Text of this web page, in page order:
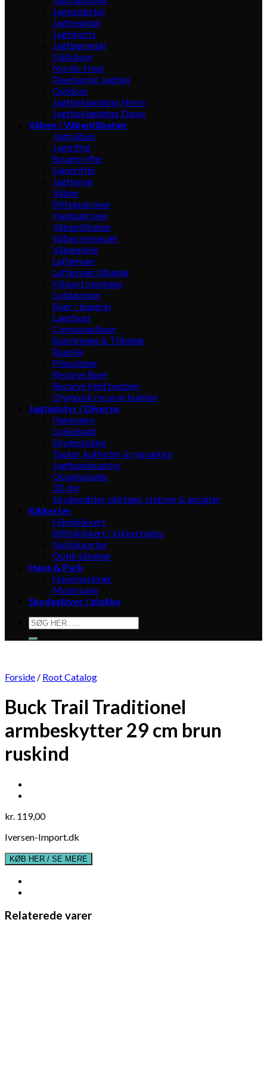
Jagtundertøj
Jagtregntøj
Jagtshorts
Jagtbørnetøj
Fjällräven
Nordic Heat
Deerhunter Jagttøj
Outdoor
Jagtbeklædning Herre
Jagtbeklædning Dame
Våben / Våbentilbehør
Jagtvåben
Jagtriffel
Brugte rifler
Salonriffel
Jagtknive
Våben
Riffelpatroner
Haglpatroner
Våbentilbehør
Våben rensesæt
Våbenpleje
Luftgevær
Luftgevær tilbehør
Kikkert montage
Lyddæmper
Buer / buegrej
Langbuer
Compoundbuer
Buestrenge & Tilbehør
Buepile
Pilespidser
Recurve Buer
Recurve field bueben
Olympisk recurve bueben
Jagtudstyr / Diverse
Høreværn
Lokkekald
Skydestokke
Tasker, kufferter & rygsække
Jagthundeudstyr
Opsatsplader
3D dyr
Skydemåtter, pilefang, stativer & ansigter
Kikkerter
Håndkikkert
Riffelkikkert / kikkertsigte
Natkikkerter
Optik tilbehør
Have & Park
Havemaskiner
Motorsave
Skydeskiver / blokke
Søg
efter:
Forside / Root Catalog
Buck Trail Traditionel
armbeskytter 29 cm brun
ruskind
kr. 119,00
Iversen-Import.dk
KØB HER / SE MERE
Relaterede varer